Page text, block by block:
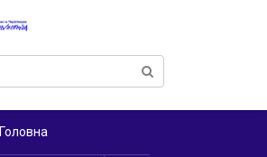
Головна